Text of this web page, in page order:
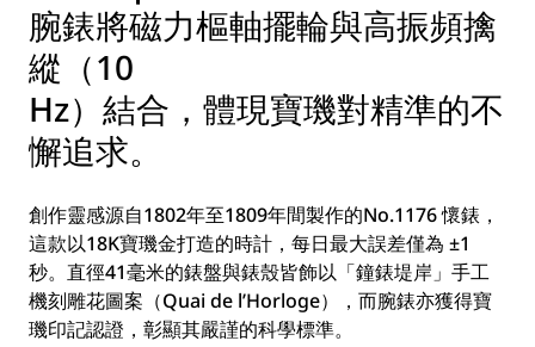
腕錶將磁力樞軸擺輪與高振頻擒
縱（10
Hz）結合，體現寶璣對精準的不
懈追求。
創作靈感源自1802年至1809年間製作的No.1176 懷錶，
這款以18K寶璣金打造的時計，每日最大誤差僅為 ±1
秒。直徑41毫米的錶盤與錶殼皆飾以「鐘錶堤岸」手工
機刻雕花圖案（Quai de l’Horloge），而腕錶亦獲得寶
璣印記認證，彰顯其嚴謹的科學標準。